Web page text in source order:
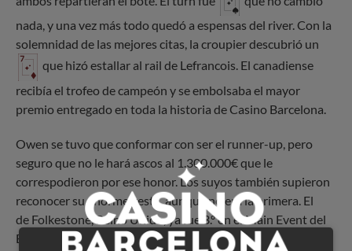
nada, y una vez más todo quedó a espensas del river. Con la
solemnidad de las mejores citas, la croupier descubrió un
que hizó estallar al rail de Lefrancois. El canadiense
recibía el trofeo de campeón y se embolsaba el mayor
premio entregado en toda la historia de Casino Barcelona.
Owen se tuvo que conformar con ser el runner-up, pero
seguro que no le hará ascos al 1.300.000€ que le
correspodieron por ese honor. Los suyos también supieron
reconocer su enorme gesta, aunque no era la primera. El
de Folkestone, Reino Unido, ya fue 3.º en el Main Event del
European Poker Tour de Barcelona en 2016, la que hasta el